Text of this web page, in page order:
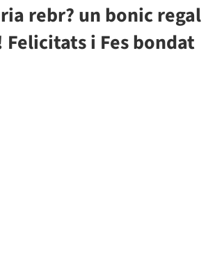
rebr? un bonic regal
i Fes bondat